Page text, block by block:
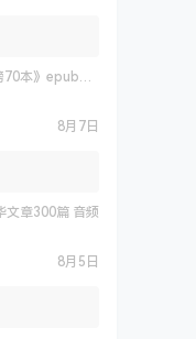
格式
8月7日
文章300篇 音频
8月5日